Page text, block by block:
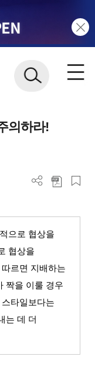
의하라!
으로 협상을
협상을
르면 지배하는
짝을 이룰 경우
타일보다는
는 데 더